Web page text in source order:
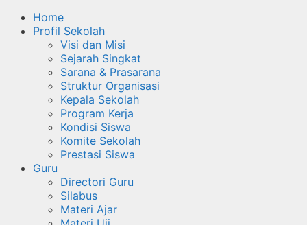
Home
Profil Sekolah
Visi dan Misi
Sejarah Singkat
Sarana & Prasarana
Struktur Organisasi
Kepala Sekolah
Program Kerja
Kondisi Siswa
Komite Sekolah
Prestasi Siswa
Guru
Directori Guru
Silabus
Materi Ajar